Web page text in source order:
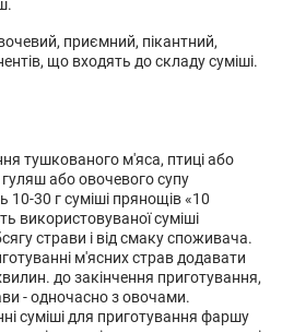
приємний, пікантний,
що входять до складу суміші.
тушкованого м'яса, птиці або
або овочевого супу
10-30 г суміші прянощів «10
використовуваної суміші
страви і від смаку споживача.
м'ясних страв додавати
до закінчення приготування,
- одночасно з овочами.
суміші для приготування фаршу